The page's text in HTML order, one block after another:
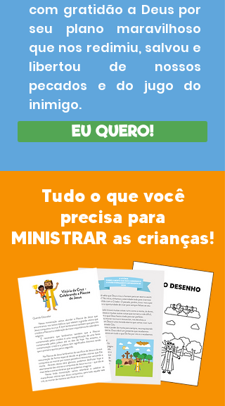
com gratidão a Deus por
seu plano maravilhoso
que nos redimiu, salvou e
libertou de nossos
pecados e do jugo do
inimigo.
EU QUERO!
Tudo o que você
precisa para
MINISTRAR as crianças!